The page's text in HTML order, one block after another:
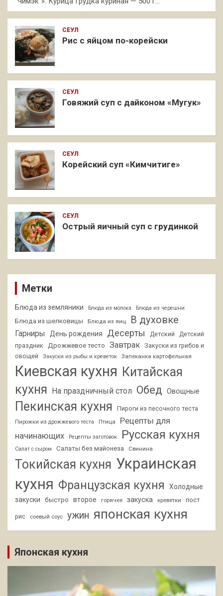
СЕУЛ
Рис с яйцом по-корейски
СЕУЛ
Говяжий суп с дайконом «Мугук»
СЕУЛ
Корейский суп «Кимчитиге»
СЕУЛ
Острый яичный суп с грудинкой
Метки
Блюда из земляники Блюда из молока Блюда из черешни
Блюда из шелковицы Блюда из яиц В духовке
Гарниры День рождения Десерты Детский
Детский
праздник
Дрожжевое тесто Завтрак
Закуски из грибов и
овощей
Закуски из рыбы и креветок Запеканка картофельная
Киевская кухня Китайская
кухня
На праздничный стол Обед Овощные
Пекинская кухня Пироги из песочного теста
Пирожки из дрожжевого теста Птица
Рецепты для
начинающих
Рецепты заготовок Русская кухня
Салат с сыром Салаты без майонеза Свинина
Токийская кухня Украинская
кухня Французская кухня
Холодные
закуски
быстро второе горячее закуска креветки пост
рис соевый соус ужин японская кухня
Японская кухня